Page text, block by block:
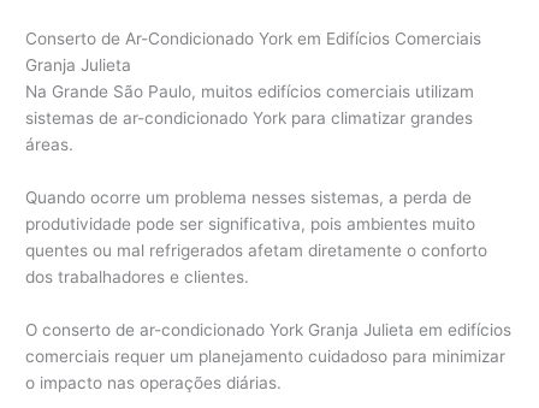
Conserto de Ar-Condicionado York em Edifícios Comerciais
Granja Julieta
Na Grande São Paulo, muitos edifícios comerciais utilizam
sistemas de ar-condicionado York para climatizar grandes
áreas.
Quando ocorre um problema nesses sistemas, a perda de
produtividade pode ser significativa, pois ambientes muito
quentes ou mal refrigerados afetam diretamente o conforto
dos trabalhadores e clientes.
O conserto de ar-condicionado York Granja Julieta em edifícios
comerciais requer um planejamento cuidadoso para minimizar
o impacto nas operações diárias.